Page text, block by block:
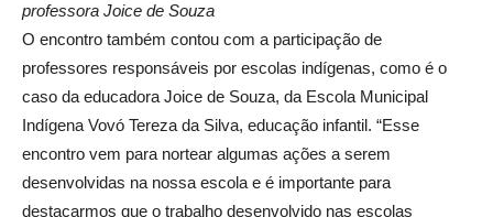
professora Joice de Souza
O encontro também contou com a participação de
professores responsáveis por escolas indígenas, como é o
caso da educadora Joice de Souza, da Escola Municipal
Indígena Vovó Tereza da Silva, educação infantil. “Esse
encontro vem para nortear algumas ações a serem
desenvolvidas na nossa escola e é importante para
destacarmos que o trabalho desenvolvido nas escolas